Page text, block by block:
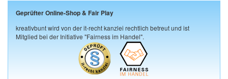
Geprüfter Online-Shop & Fair Play
kreativbunt wird von der it-recht kanzlei rechtlich betreut und ist
Mitglied bei der Initiative "Fairness im Handel".